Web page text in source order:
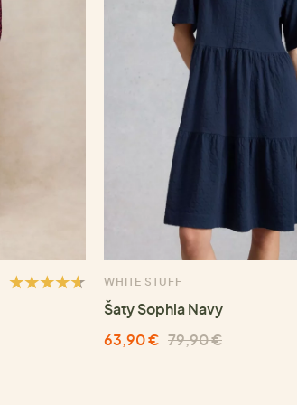
WHITE STUFF
Šaty Sophia Navy
63,90 € 79,90 €